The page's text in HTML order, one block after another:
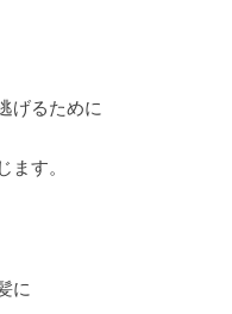
げるために
す。
に